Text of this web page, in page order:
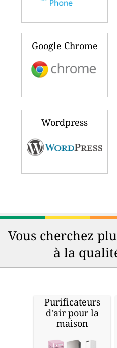
Google Chrome
Wordpress
Vous cherchez
à la
Purificateurs
d'air pour la
maison